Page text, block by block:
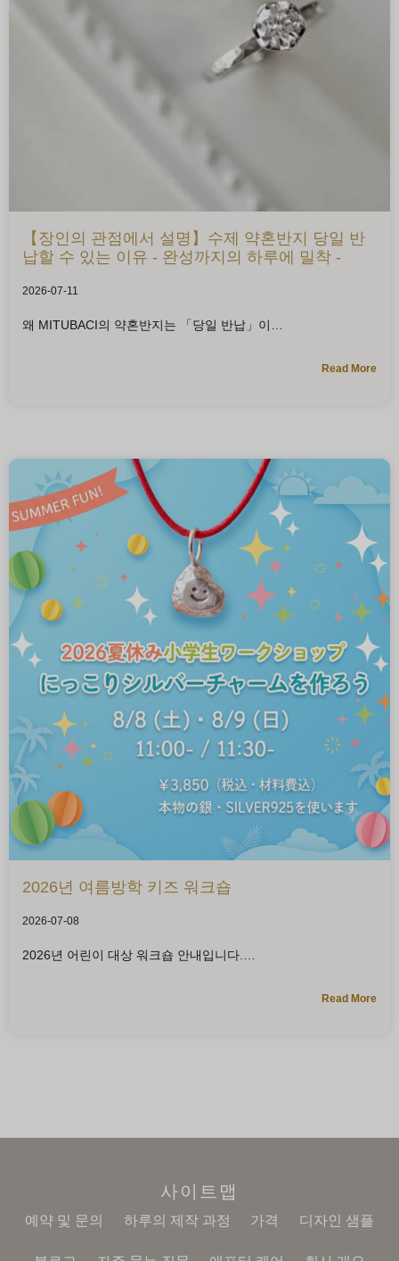
【장인의 관점에서 설명】수제 약혼반지 당일 반
납할 수 있는 이유 - 완성까지의 하루에 밀착 -
2026-07-11
왜 MITUBACI의 약혼반지는 「당일 반납」이
Read More
2026년 여름방학 키즈 워크숍
2026-07-08
2026년 어린이 대상 워크숍 안내입니다.
Read More
사이트맵
예약 및 문의 하루의 제작 과정 가격 디자인 샘플